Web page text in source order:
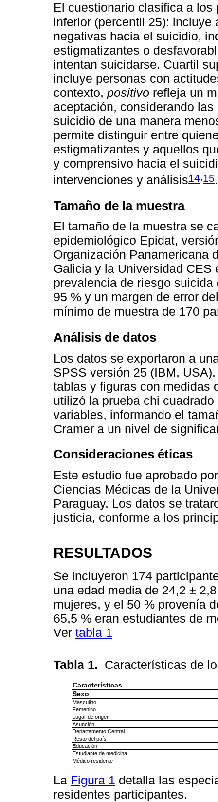
El cuestionario clasifica a
inferior (percentil 25):
negativas hacia el suicidio,
estigmatizantes o
intentan suicidarse. Cuartil
incluye personas con
contexto, positivo refleja un
aceptación, considerando
suicidio de una manera
permite distinguir entre
estigmatizantes y aquellos
y comprensivo hacia el
intervenciones y análisis14,15.
Tamaño de la muestra
El tamaño de la muestra se
epidemiológico Epidat,
Organización Panamericana
Galicia y la Universidad CES
prevalencia de riesgo
95 % y un margen de error
mínimo de muestra de 170
Análisis de datos
Los datos se exportaron a
SPSS versión 25 (IBM,
tablas y figuras con medidas
utilizó la prueba chi
variables, informando el
Cramer a un nivel de
Consideraciones éticas
Este estudio fue aprobado
Ciencias Médicas de la
Paraguay. Los datos se
justicia, conforme a los
RESULTADOS
Se incluyeron 174
una edad media de 24,2 ±
mujeres, y el 50 % provenía
65,5 % eran estudiantes de
Ver tabla 1
Tabla 1. Características de
Características
Sexo
Masculino
Femenino
Lugar de origen
Asunción
Departamento Central
Resto del país
Educación
Estudiante de medicina
Médico residente
La Figura 1 detalla las
residentes participantes.